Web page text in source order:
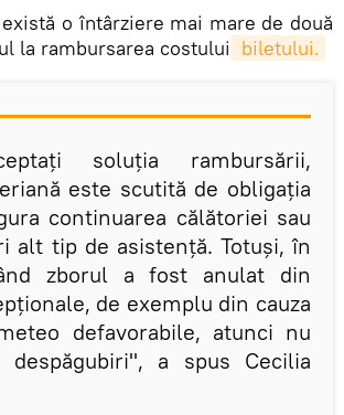
o întârziere mai mare de două
la rambursarea costului biletului.
soluția rambursării,
este scutită de obligația
continuarea călătoriei sau
alt tip de asistență. Totuși, în
zborul a fost anulat din
de exemplu din cauza
defavorabile, atunci nu
a spus Cecilia